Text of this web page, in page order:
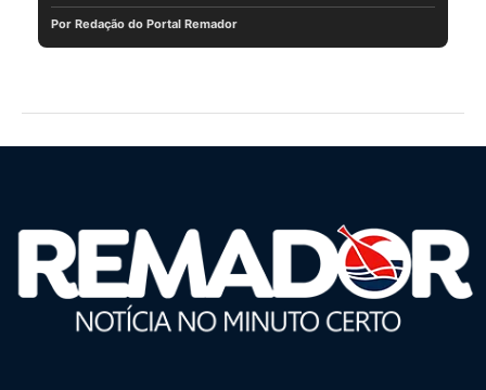
Por Redação do Portal Remador